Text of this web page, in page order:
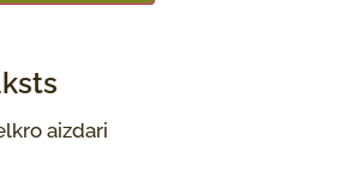
aizdari